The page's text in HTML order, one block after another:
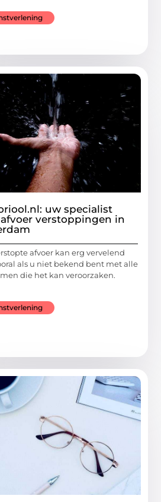
uw specialist
verstoppingen in
afvoer kan erg vervelend
als u niet bekend bent met alle
die het kan veroorzaken.